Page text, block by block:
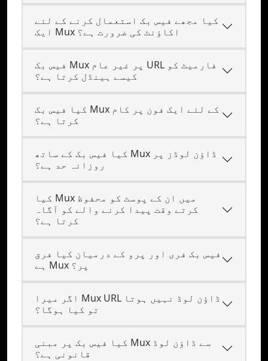
کیا مجھے فیس بک استعمال کرنے کے لئے
ایک Mux اکاؤنٹ کی ضرورت ہے؟
فیس بک Mux پر غیر عام URL فارمیٹ کو
کیسے ہینڈل کرتا ہے؟
کیا فیس بک Mux کے لئے ایک فون پر کام
کرتا ہے؟
کیا فیس بک کے ساتھ Mux ڈاؤن لوڈز پر
روزانہ حد ہے؟
کیا Mux میں ان کے پوسٹ کو محفوظ
کرتے وقت پیدا کرنے والے کو آگاہ
کرتا ہے؟
فیس بک فری اور پرو کے درمیان کیا فرق
ہے Mux پر؟
اگر میرا Mux URL ڈاؤن لوڈ نہیں ہوتا
تو کیا ہوگا؟
کیا فیس بک پر مبنی Mux سے ڈاؤن لوڈ
قانونی ہے؟